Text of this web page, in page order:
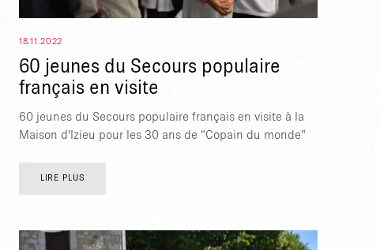
18.11.2022
60 jeunes du Secours populaire
français en visite
60 jeunes du Secours populaire français en visite à la
Maison d'Izieu pour les 30 ans de "Copain du monde"
LIRE PLUS